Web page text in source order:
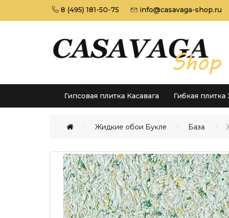
8 (495) 181-50-75 info@casavaga-shop.ru
Гипсовая плитка Касавага Гибкая
Жидкие обои Букле База